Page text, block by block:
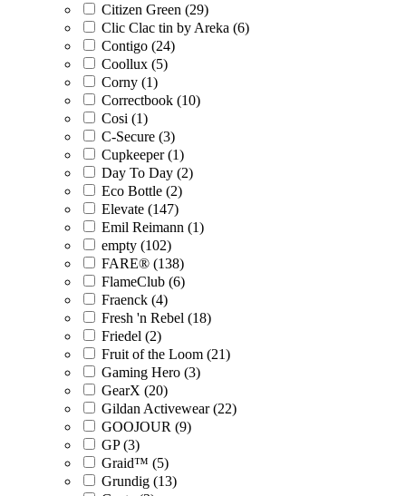
Citizen Green (29)
Clic Clac tin by Areka (6)
Contigo (24)
Coollux (5)
Corny (1)
Correctbook (10)
Cosi (1)
C-Secure (3)
Cupkeeper (1)
Day To Day (2)
Eco Bottle (2)
Elevate (147)
Emil Reimann (1)
empty (102)
FARE® (138)
FlameClub (6)
Fraenck (4)
Fresh 'n Rebel (18)
Friedel (2)
Fruit of the Loom (21)
Gaming Hero (3)
GearX (20)
Gildan Activewear (22)
GOOJOUR (9)
GP (3)
Graid™ (5)
Grundig (13)